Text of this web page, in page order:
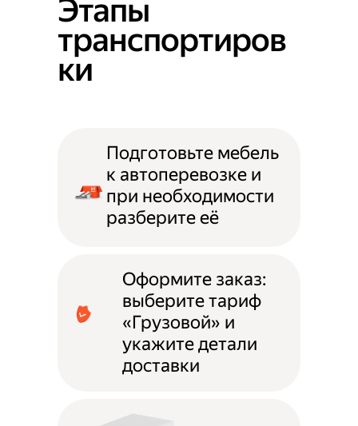
Этапы
транспортиров
ки
Подготовьте мебель
к автоперевозке и
при необходимости
разберите её
Оформите заказ:
выберите тариф
«Грузовой» и
укажите детали
доставки